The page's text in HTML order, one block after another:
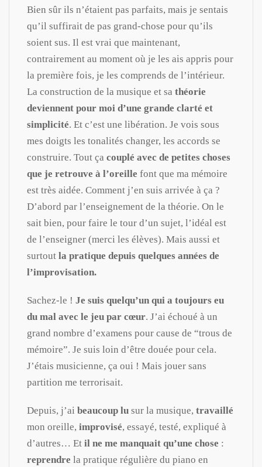
Bien sûr ils n’étaient pas parfaits, mais je sentais
qu’il suffirait de pas grand-chose pour qu’ils
soient sus. Il est vrai que maintenant,
contrairement au moment où je les ais appris pour
la première fois, je les comprends de l’intérieur.
La construction de la musique et sa théorie
deviennent pour moi d’une grande clarté et
simplicité. Et c’est une libération. Je vois sous
mes doigts les tonalités changer, les accords se
construire. Tout ça couplé avec de petites choses
que je retrouve à l’oreille font que ma mémoire
est très aidée. Comment j’en suis arrivée à ça ?
D’abord par l’enseignement de la théorie. On le
sait bien, pour faire le tour d’un sujet, l’idéal est
de l’enseigner (merci les élèves). Mais aussi et
surtout la pratique depuis quelques années de
l’improvisation.
Sachez-le ! Je suis quelqu’un qui a toujours eu
du mal avec le jeu par cœur. J’ai échoué à un
grand nombre d’examens pour cause de “trous de
mémoire”. Je suis loin d’être douée pour cela.
J’étais musicienne, ça oui ! Mais jouer sans
partition me terrorisait.
Depuis, j’ai beaucoup lu sur la musique, travaillé
mon oreille, improvisé, essayé, testé, expliqué à
d’autres… Et il ne me manquait qu’une chose :
reprendre la pratique régulière du piano en